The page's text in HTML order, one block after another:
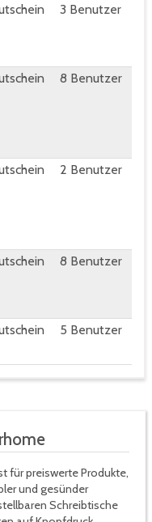
3 Benutzer
8 Benutzer
2 Benutzer
8 Benutzer
5 Benutzer
für preiswerte Produkte,
und gesünder
Schreibtische